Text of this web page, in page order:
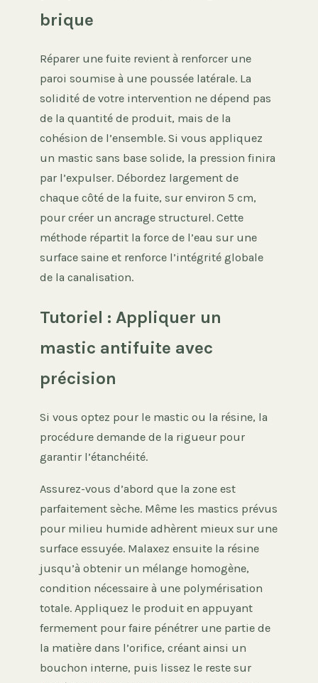
brique
Réparer une fuite revient à renforcer une
paroi soumise à une poussée latérale. La
solidité de votre intervention ne dépend pas
de la quantité de produit, mais de la
cohésion de l’ensemble. Si vous appliquez
un mastic sans base solide, la pression finira
par l’expulser. Débordez largement de
chaque côté de la fuite, sur environ 5 cm,
pour créer un ancrage structurel. Cette
méthode répartit la force de l’eau sur une
surface saine et renforce l’intégrité globale
de la canalisation.
Tutoriel : Appliquer un
mastic antifuite avec
précision
Si vous optez pour le mastic ou la résine, la
procédure demande de la rigueur pour
garantir l’étanchéité.
Assurez-vous d’abord que la zone est
parfaitement sèche. Même les mastics prévus
pour milieu humide adhèrent mieux sur une
surface essuyée. Malaxez ensuite la résine
jusqu’à obtenir un mélange homogène,
condition nécessaire à une polymérisation
totale. Appliquez le produit en appuyant
fermement pour faire pénétrer une partie de
la matière dans l’orifice, créant ainsi un
bouchon interne, puis lissez le reste sur